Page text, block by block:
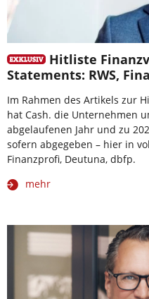
Hitliste
Statements: RWS,
Im Rahmen des Artikels zur
hat Cash. die Unternehmen
abgelaufenen Jahr und zu
sofern abgegeben – hier in
Finanzprofi, Deutuna, dbfp.
mehr